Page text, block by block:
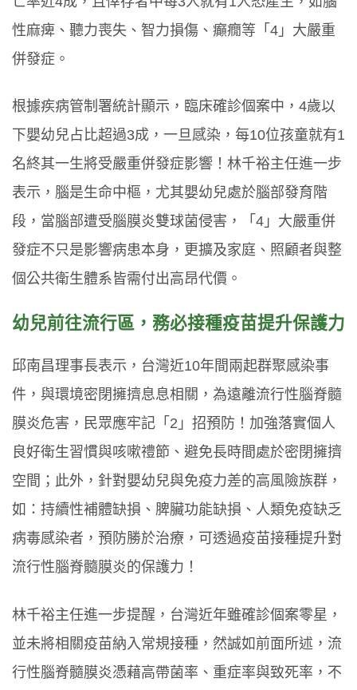
性麻痺、聽力喪失、智力損傷、癲癇等「4」大嚴重
併發症。
根據疾病管制署統計顯示，臨床確診個案中，4歲以
下嬰幼兒占比超過3成，一旦感染，每10位孩童就有1
名終其一生將受嚴重併發症影響！林千裕主任進一步
表示，腦是生命中樞，尤其嬰幼兒處於腦部發育階
段，當腦部遭受腦膜炎雙球菌侵害，「4」大嚴重併
發症不只是影響病患本身，更擴及家庭、照顧者與整
個公共衛生體系皆需付出高昂代價。
幼兒前往流行區，務必接種疫苗提升保護力
邱南昌理事長表示，台灣近10年間兩起群聚感染事
件，與環境密閉擁擠息息相關，為遠離流行性腦脊髓
膜炎危害，民眾應牢記「2」招預防！加強落實個人
良好衛生習慣與咳嗽禮節、避免長時間處於密閉擁擠
空間；此外，針對嬰幼兒與免疫力差的高風險族群，
如：持續性補體缺損、脾臟功能缺損、人類免疫缺乏
病毒感染者，預防勝於治療，可透過疫苗接種提升對
流行性腦脊髓膜炎的保護力！
林千裕主任進一步提醒，台灣近年雖確診個案零星，
並未將相關疫苗納入常規接種，然誠如前面所述，流
行性腦脊髓膜炎憑藉高帶菌率、重症率與致死率，不